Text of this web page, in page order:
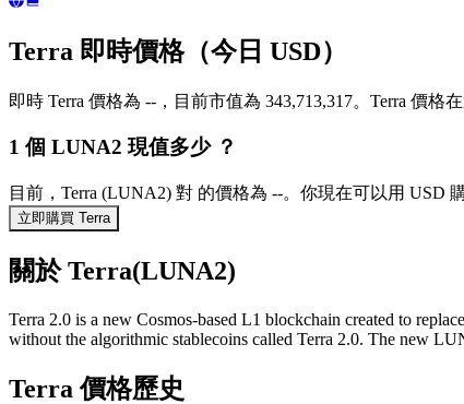
Terra 即時價格（今日 USD）
即時 Terra 價格為 --，目前市值為 343,713,317。Terra 價
1 個 LUNA2 現值多少 ？
目前，Terra (LUNA2) 對 的價格為 --。你現在可以用 USD
立即購買 Terra
關於 Terra(LUNA2)
Terra 2.0 is a new Cosmos-based L1 blockchain created to
without the algorithmic stablecoins called Terra 2.0. The new
Terra 價格歷史